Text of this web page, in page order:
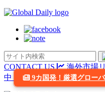
CONTACT US 海外市場
中
9カ国発！厳選グロー